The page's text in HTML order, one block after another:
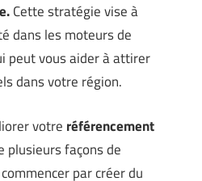
Cette stratégie vise à
dans les moteurs de
peut vous aider à attirer
dans votre région.
votre référencement
plusieurs façons de
par créer du